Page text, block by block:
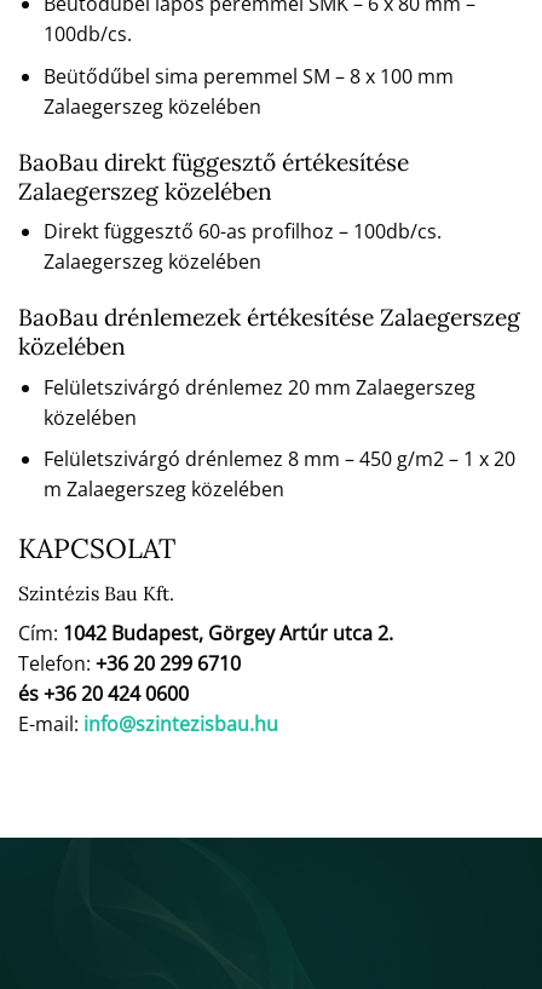
100db/cs.
Beütődűbel sima peremmel SM – 8 x 100 mm
Zalaegerszeg közelében
BaoBau direkt függesztő értékesítése
Zalaegerszeg közelében
Direkt függesztő 60-as profilhoz – 100db/cs.
Zalaegerszeg közelében
BaoBau drénlemezek értékesítése Zalaegerszeg
közelében
Felületszivárgó drénlemez 20 mm Zalaegerszeg
közelében
Felületszivárgó drénlemez 8 mm – 450 g/m2 – 1 x 20
m Zalaegerszeg közelében
KAPCSOLAT
Szintézis Bau Kft.
Cím: 1042 Budapest, Görgey Artúr utca 2.
Telefon: +36 20 299 6710
és +36 20 424 0600
E-mail: info@szintezisbau.hu